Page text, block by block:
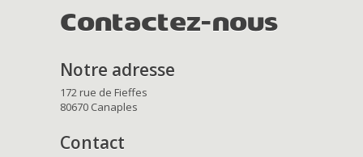
Contactez-nous
Notre adresse
172 rue de Fieffes
80670 Canaples
Contact